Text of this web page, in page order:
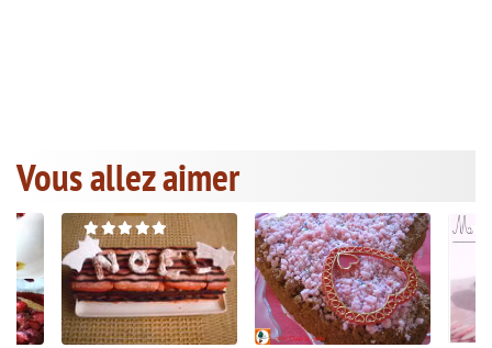
Vous allez aimer